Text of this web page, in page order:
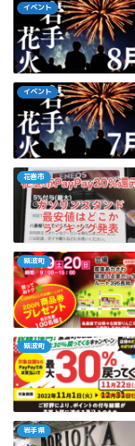
イベント
イベント
花巻市
紫波町
紫波町
岩手県